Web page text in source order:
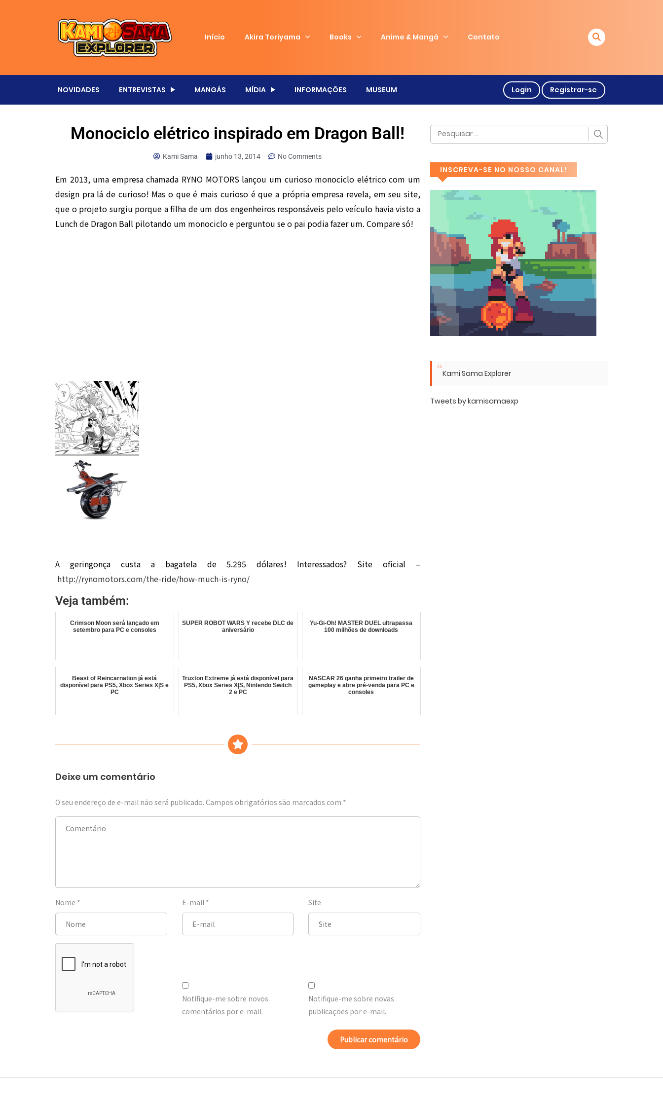
Início Akira Toriyama Books Anime & Mangá Contato
NOVIDADES ENTREVISTAS MANGÁS MÍDIA INFORMAÇÕES MUSEUM Login Registrar-se
Monociclo elétrico inspirado em Dragon Ball!
Kami Sama junho 13, 2014 No Comments
Em 2013, uma empresa chamada RYNO MOTORS lançou um curioso monociclo elétrico com um
design pra lá de curioso! Mas o que é mais curioso é que a própria empresa revela, em seu site,
que o projeto surgiu porque a filha de um dos engenheiros responsáveis pelo veículo havia visto a
Lunch de Dragon Ball pilotando um monociclo e perguntou se o pai podia fazer um. Compare só!
A geringonça custa a bagatela de 5.295 dólares! Interessados? Site oficial –
http://rynomotors.com/the-ride/how-much-is-ryno/
Veja também:
Crimson Moon será lançado em
setembro para PC e consoles
SUPER ROBOT WARS Y recebe DLC de
aniversário
Yu-Gi-Oh! MASTER DUEL ultrapassa
100 milhões de downloads
Beast of Reincarnation já está
disponível para PS5, Xbox Series X|S e
PC
Truxton Extreme já está disponível para
PS5, Xbox Series X|S, Nintendo Switch
2 e PC
NASCAR 26 ganha primeiro trailer de
gameplay e abre pré-venda para PC e
consoles
Deixe um comentário
O seu endereço de e-mail não será publicado. Campos obrigatórios são marcados com *
Nome * E-mail * Site
Notifique-me sobre novos
comentários por e-mail.
Notifique-me sobre novas
publicações por e-mail.
INSCREVA-SE NO NOSSO CANAL!
Kami Sama Explorer
Tweets by kamisamaexp